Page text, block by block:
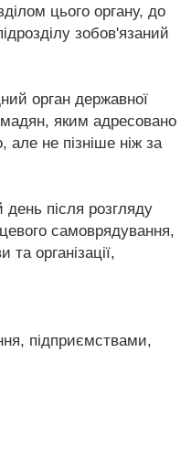
цього органу, до
зобов'язаний
орган державної
яким адресовано
але не пізніше ніж за
після розгляду
самоврядування,
організації,
підприємствами,